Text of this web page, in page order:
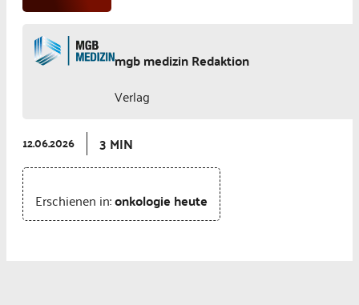
mgb medizin Redaktion
Verlag
12.06.2026 3 MIN
Erschienen in:onkologie heute